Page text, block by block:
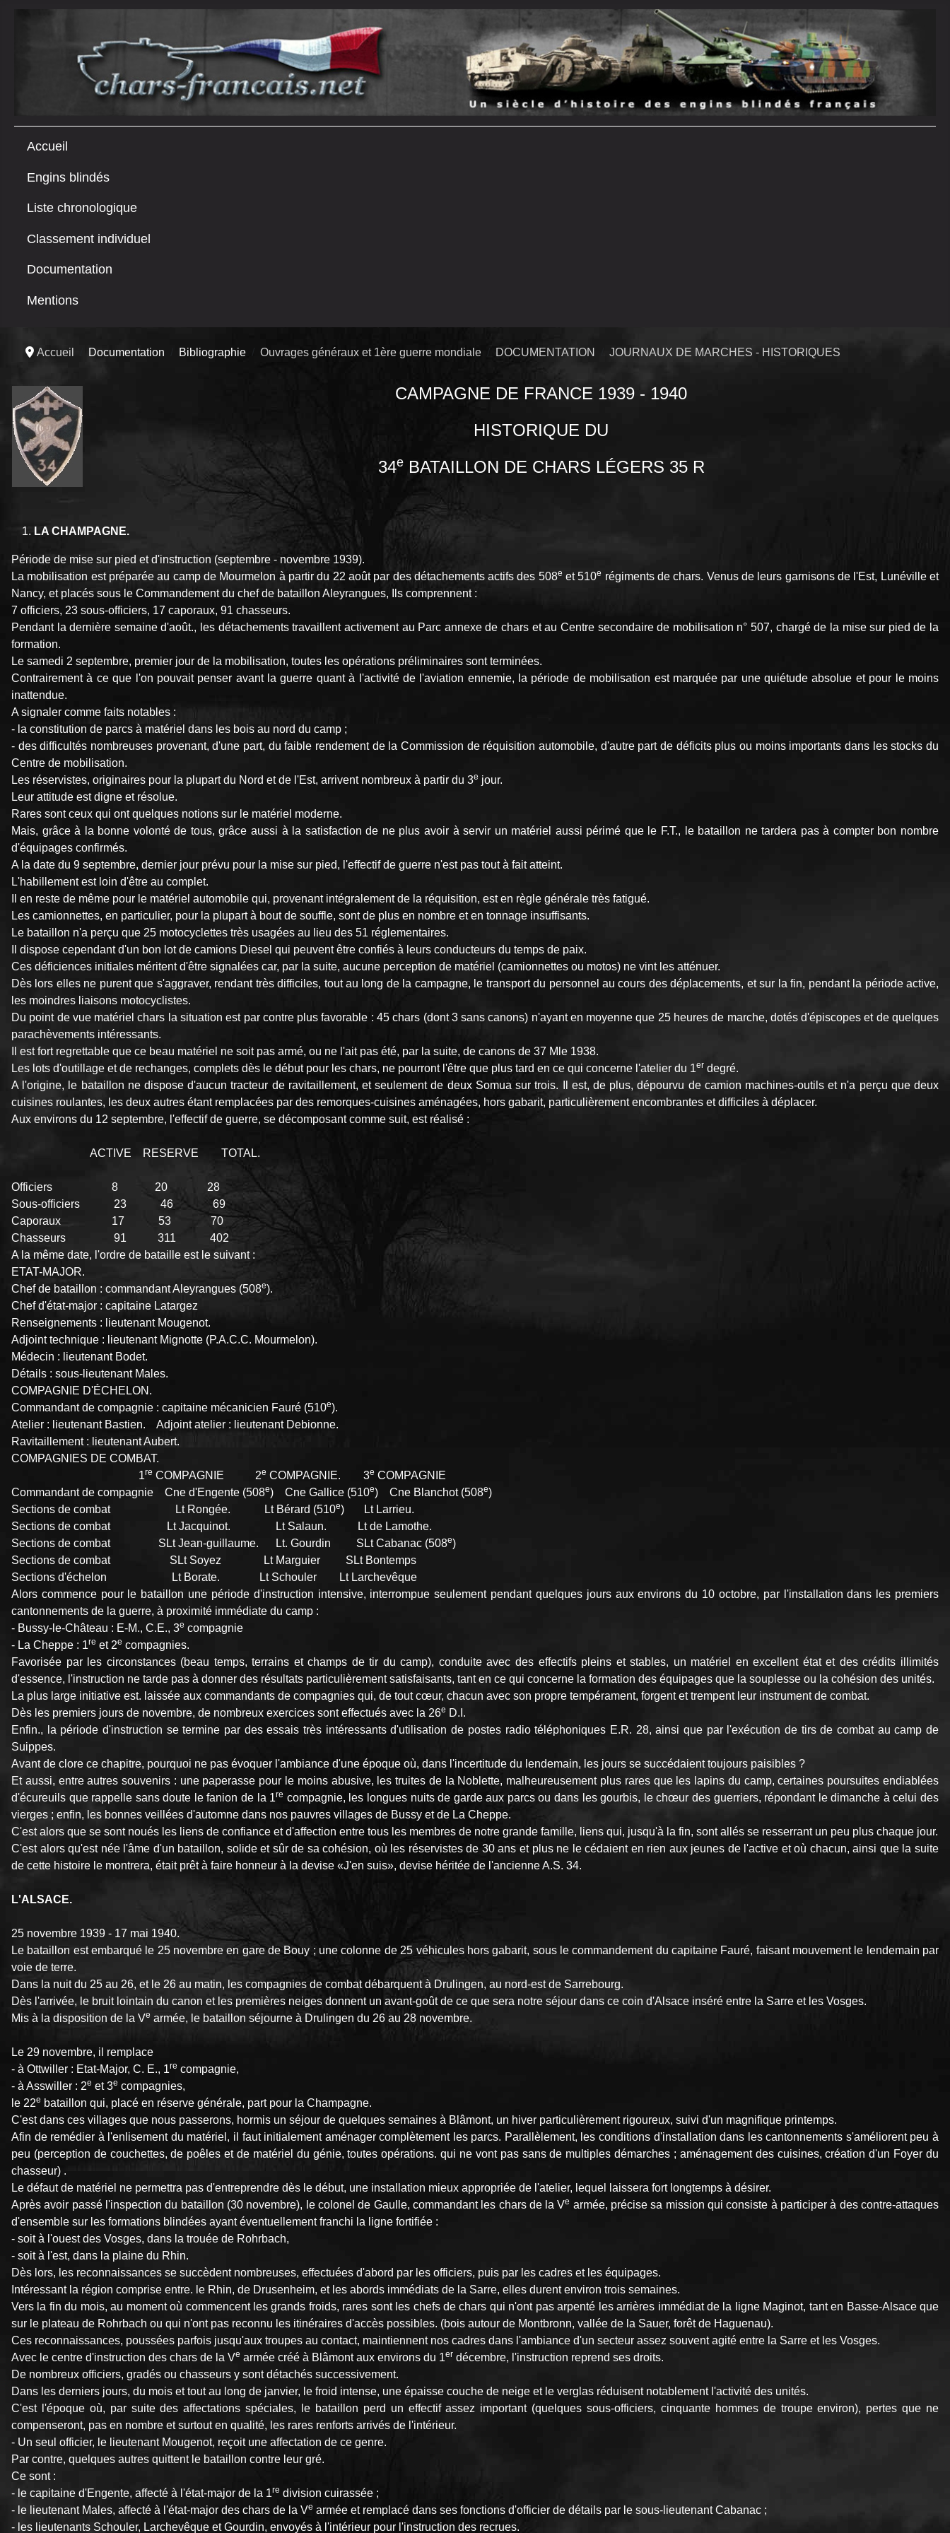
Accueil
Engins blindés
Liste chronologique
Classement individuel
Documentation
Mentions
Accueil Documentation Bibliographie Ouvrages généraux et 1ère guerre mondiale DOCUMENTATION JOURNAUX DE MARCHES - HISTORIQUES
CAMPAGNE DE FRANCE 1939 - 1940
HISTORIQUE DU
34eBATAILLON DE CHARS LÉGERS 35 R
LA CHAMPAGNE.
Période de mise sur pied et d'instruction (septembre - novembre 1939).
La mobilisation est préparée au camp de Mourmelon à partir du 22 août par des détachements actifs des 508e et 510e régiments de chars. Venus de leurs garnisons de l'Est, Lunéville et
Nancy, et placés sous le Commandement du chef de bataillon Aleyrangues, Ils comprennent :
7 officiers, 23 sous-officiers, 17 caporaux, 91 chasseurs.
Pendant la dernière semaine d'août., les détachements travaillent activement au Parc annexe de chars et au Centre secondaire de mobilisation n° 507, chargé de la mise sur pied de la
formation.
Le samedi 2 septembre, premier jour de la mobilisation, toutes les opérations préliminaires sont terminées.
Contrairement à ce que l'on pouvait penser avant la guerre quant à l'activité de l'aviation ennemie, la période de mobilisation est marquée par une quiétude absolue et pour le moins
inattendue.
A signaler comme faits notables :
- la constitution de parcs à matériel dans les bois au nord du camp ;
- des difficultés nombreuses provenant, d'une part, du faible rendement de la Commission de réquisition automobile, d'autre part de déficits plus ou moins importants dans les stocks du
Centre de mobilisation.
Les réservistes, originaires pour la plupart du Nord et de l'Est, arrivent nombreux à partir du 3e jour.
Leur attitude est digne et résolue.
Rares sont ceux qui ont quelques notions sur le matériel moderne.
Mais, grâce à la bonne volonté de tous, grâce aussi à la satisfaction de ne plus avoir à servir un matériel aussi périmé que le F.T., le bataillon ne tardera pas à compter bon nombre
d'équipages confirmés.
A la date du 9 septembre, dernier jour prévu pour la mise sur pied, l'effectif de guerre n'est pas tout à fait atteint.
L'habillement est loin d'être au complet.
Il en reste de même pour le matériel automobile qui, provenant intégralement de la réquisition, est en règle générale très fatigué.
Les camionnettes, en particulier, pour la plupart à bout de souffle, sont de plus en nombre et en tonnage insuffisants.
Le bataillon n'a perçu que 25 motocyclettes très usagées au lieu des 51 réglementaires.
Il dispose cependant d'un bon lot de camions Diesel qui peuvent être confiés à leurs conducteurs du temps de paix.
Ces déficiences initiales méritent d'être signalées car, par la suite, aucune perception de matériel (camionnettes ou motos) ne vint les atténuer.
Dès lors elles ne purent que s'aggraver, rendant très difficiles, tout au long de la campagne, le transport du personnel au cours des déplacements, et sur la fin, pendant la période active,
les moindres liaisons motocyclistes.
Du point de vue matériel chars la situation est par contre plus favorable : 45 chars (dont 3 sans canons) n'ayant en moyenne que 25 heures de marche, dotés d'épiscopes et de quelques
parachèvements intéressants.
Il est fort regrettable que ce beau matériel ne soit pas armé, ou ne l'ait pas été, par la suite, de canons de 37 Mle 1938.
Les lots d'outillage et de rechanges, complets dès le début pour les chars, ne pourront l'être que plus tard en ce qui concerne l'atelier du 1er degré.
A l'origine, le bataillon ne dispose d'aucun tracteur de ravitaillement, et seulement de deux Somua sur trois. Il est, de plus, dépourvu de camion machines-outils et n'a perçu que deux
cuisines roulantes, les deux autres étant remplacées par des remorques-cuisines aménagées, hors gabarit, particulièrement encombrantes et difficiles à déplacer.
Aux environs du 12 septembre, l'effectif de guerre, se décomposant comme suit, est réalisé :
ACTIVE RESERVE TOTAL.
Officiers 8 20 28
Sous-officiers 23 46 69
Caporaux 17 53 70
Chasseurs 91 311 402
A la même date, l'ordre de bataille est le suivant :
ETAT-MAJOR.
Chef de bataillon : commandant Aleyrangues (508e).
Chef d'état-major : capitaine Latargez
Renseignements : lieutenant Mougenot.
Adjoint technique : lieutenant Mignotte (P.A.C.C. Mourmelon).
Médecin : lieutenant Bodet.
Détails : sous-lieutenant Males.
COMPAGNIE D'ÉCHELON.
Commandant de compagnie : capitaine mécanicien Fauré (510e).
Atelier : lieutenant Bastien. Adjoint atelier : lieutenant Debionne.
Ravitaillement : lieutenant Aubert.
COMPAGNIES DE COMBAT.
1re COMPAGNIE 2e COMPAGNIE. 3e COMPAGNIE
Commandant de compagnie Cne d'Engente (508e) Cne Gallice (510e) Cne Blanchot (508e)
Sections de combat Lt Rongée. Lt Bérard (510e) Lt Larrieu.
Sections de combat Lt Jacquinot. Lt Salaun. Lt de Lamothe.
Sections de combat SLt Jean-guillaume. Lt. Gourdin SLt Cabanac (508e)
Sections de combat SLt Soyez Lt Marguier SLt Bontemps
Sections d'échelon Lt Borate. Lt Schouler Lt Larchevêque
Alors commence pour le bataillon une période d'instruction intensive, interrompue seulement pendant quelques jours aux environs du 10 octobre, par l'installation dans les premiers
cantonnements de la guerre, à proximité immédiate du camp :
- Bussy-le-Château : E-M., C.E., 3e compagnie
- La Cheppe : 1re et 2e compagnies.
Favorisée par les circonstances (beau temps, terrains et champs de tir du camp), conduite avec des effectifs pleins et stables, un matériel en excellent état et des crédits illimités
d'essence, l'instruction ne tarde pas à donner des résultats particulièrement satisfaisants, tant en ce qui concerne la formation des équipages que la souplesse ou la cohésion des unités.
La plus large initiative est. laissée aux commandants de compagnies qui, de tout cœur, chacun avec son propre tempérament, forgent et trempent leur instrument de combat.
Dès les premiers jours de novembre, de nombreux exercices sont effectués avec la 26e D.I.
Enfin., la période d'instruction se termine par des essais très intéressants d'utilisation de postes radio téléphoniques E.R. 28, ainsi que par l'exécution de tirs de combat au camp de
Suippes.
Avant de clore ce chapitre, pourquoi ne pas évoquer l'ambiance d'une époque où, dans l'incertitude du lendemain, les jours se succédaient toujours paisibles ?
Et aussi, entre autres souvenirs : une paperasse pour le moins abusive, les truites de la Noblette, malheureusement plus rares que les lapins du camp, certaines poursuites endiablées
d'écureuils que rappelle sans doute le fanion de la 1re compagnie, les longues nuits de garde aux parcs ou dans les gourbis, le chœur des guerriers, répondant le dimanche à celui des
vierges ; enfin, les bonnes veillées d'automne dans nos pauvres villages de Bussy et de La Cheppe.
C'est alors que se sont noués les liens de confiance et d'affection entre tous les membres de notre grande famille, liens qui, jusqu'à la fin, sont allés se resserrant un peu plus chaque jour.
C'est alors qu'est née l'âme d'un bataillon, solide et sûr de sa cohésion, où les réservistes de 30 ans et plus ne le cédaient en rien aux jeunes de l'active et où chacun, ainsi que la suite
de cette histoire le montrera, était prêt à faire honneur à la devise «J'en suis», devise héritée de l'ancienne A.S. 34.
L'ALSACE.
25 novembre 1939 - 17 mai 1940.
Le bataillon est embarqué le 25 novembre en gare de Bouy ; une colonne de 25 véhicules hors gabarit, sous le commandement du capitaine Fauré, faisant mouvement le lendemain par
voie de terre.
Dans la nuit du 25 au 26, et le 26 au matin, les compagnies de combat débarquent à Drulingen, au nord-est de Sarrebourg.
Dès l'arrivée, le bruit lointain du canon et les premières neiges donnent un avant-goût de ce que sera notre séjour dans ce coin d'Alsace inséré entre la Sarre et les Vosges.
Mis à la disposition de la Ve armée, le bataillon séjourne à Drulingen du 26 au 28 novembre.
Le 29 novembre, il remplace
- à Ottwiller : Etat-Major, C. E., 1re compagnie,
- à Asswiller : 2e et 3e compagnies,
le 22e bataillon qui, placé en réserve générale, part pour la Champagne.
C'est dans ces villages que nous passerons, hormis un séjour de quelques semaines à Blâmont, un hiver particulièrement rigoureux, suivi d'un magnifique printemps.
Afin de remédier à l'enlisement du matériel, il faut initialement aménager complètement les parcs. Parallèlement, les conditions d'installation dans les cantonnements s'améliorent peu à
peu (perception de couchettes, de poêles et de matériel du génie, toutes opérations. qui ne vont pas sans de multiples démarches ; aménagement des cuisines, création d'un Foyer du
chasseur) .
Le défaut de matériel ne permettra pas d'entreprendre dès le début, une installation mieux appropriée de l'atelier, lequel laissera fort longtemps à désirer.
Après avoir passé l'inspection du bataillon (30 novembre), le colonel de Gaulle, commandant les chars de la Ve armée, précise sa mission qui consiste à participer à des contre-attaques
d'ensemble sur les formations blindées ayant éventuellement franchi la ligne fortifiée :
- soit à l'ouest des Vosges, dans la trouée de Rohrbach,
- soit à l'est, dans la plaine du Rhin.
Dès lors, les reconnaissances se succèdent nombreuses, effectuées d'abord par les officiers, puis par les cadres et les équipages.
Intéressant la région comprise entre. le Rhin, de Drusenheim, et les abords immédiats de la Sarre, elles durent environ trois semaines.
Vers la fin du mois, au moment où commencent les grands froids, rares sont les chefs de chars qui n'ont pas arpenté les arrières immédiat de la ligne Maginot, tant en Basse-Alsace que
sur le plateau de Rohrbach ou qui n'ont pas reconnu les itinéraires d'accès possibles. (bois autour de Montbronn, vallée de la Sauer, forêt de Haguenau).
Ces reconnaissances, poussées parfois jusqu'aux troupes au contact, maintiennent nos cadres dans l'ambiance d'un secteur assez souvent agité entre la Sarre et les Vosges.
Avec le centre d'instruction des chars de la Ve armée créé à Blâmont aux environs du 1er décembre, l'instruction reprend ses droits.
De nombreux officiers, gradés ou chasseurs y sont détachés successivement.
Dans les derniers jours, du mois et tout au long de janvier, le froid intense, une épaisse couche de neige et le verglas réduisent notablement l'activité des unités.
C'est l'époque où, par suite des affectations spéciales, le bataillon perd un effectif assez important (quelques sous-officiers, cinquante hommes de troupe environ), pertes que ne
compenseront, pas en nombre et surtout en qualité, les rares renforts arrivés de l'intérieur.
- Un seul officier, le lieutenant Mougenot, reçoit une affectation de ce genre.
Par contre, quelques autres quittent le bataillon contre leur gré.
Ce sont :
- le capitaine d'Engente, affecté à l'état-major de la 1re division cuirassée ;
- le lieutenant Males, affecté à l'état-major des chars de la Ve armée et remplacé dans ses fonctions d'officier de détails par le sous-lieutenant Cabanac ;
- les lieutenants Schouler, Larchevêque et Gourdin, envoyés à l'intérieur pour l'instruction des recrues.